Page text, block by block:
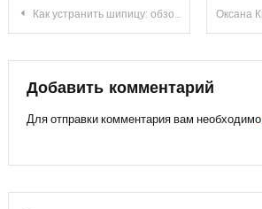
Навигация
по
записям
Как устранить шипицу: обзор средств для домашнего использования
Добавить комментарий
Для отправки комментария вам необходимо